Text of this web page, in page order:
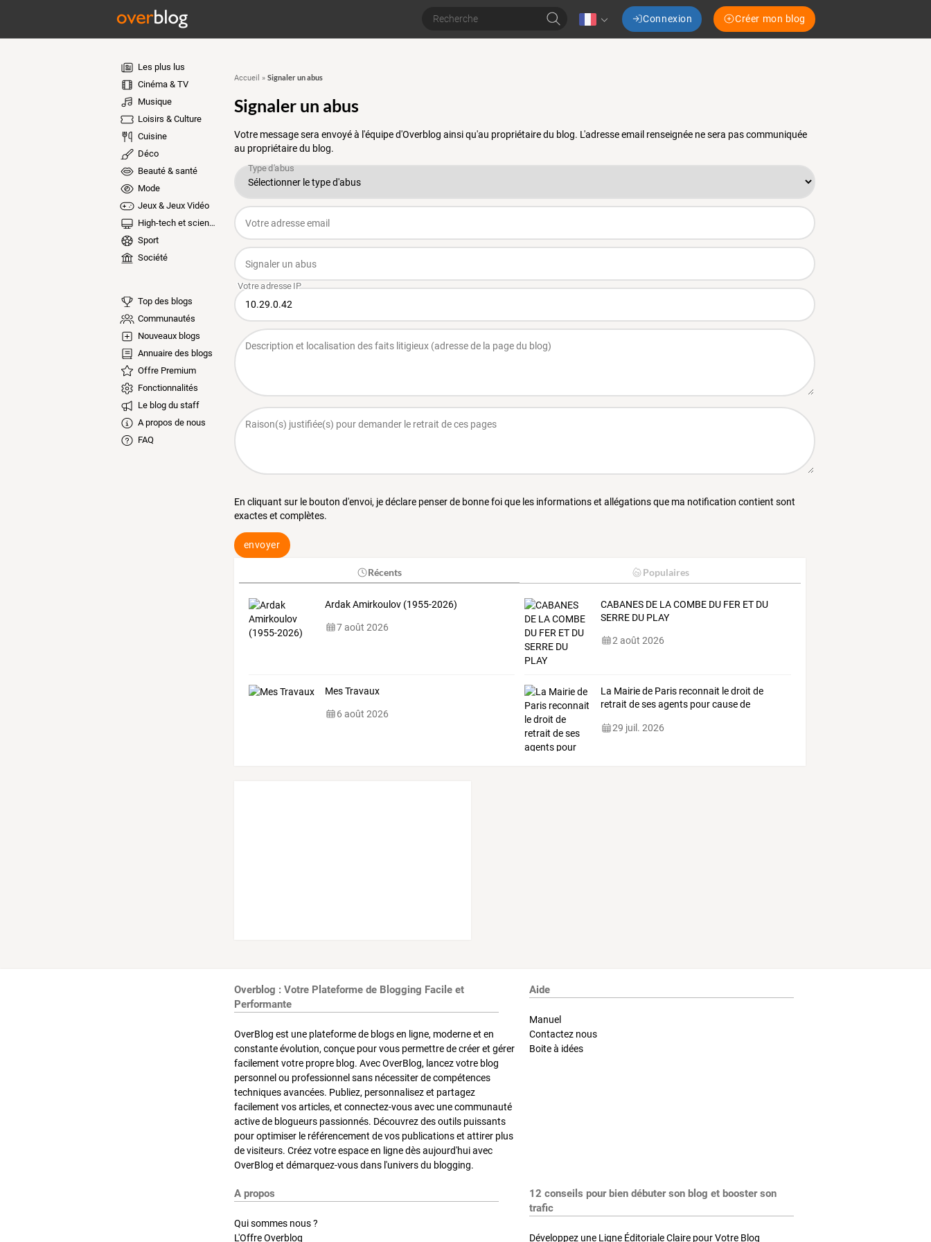
Connexion Créer mon blog
Les plus lus
Cinéma & TV
Musique
Loisirs & Culture
Cuisine
Déco
Beauté & santé
Mode
Jeux & Jeux Vidéo
High-tech et sciences
Sport
Société
Top des blogs
Communautés
Nouveaux blogs
Annuaire des blogs
Offre Premium
Fonctionnalités
Le blog du staff
A propos de nous
FAQ
Accueil » Signaler un abus
Signaler un abus
Votre message sera envoyé à l'équipe d'Overblog ainsi qu'au propriétaire du blog. L'adresse email renseignée ne sera pas communiquée
au propriétaire du blog.
En cliquant sur le bouton d'envoi, je déclare penser de bonne foi que les informations et allégations que ma notification contient sont
exactes et complètes.
envoyer
Récents Populaires
Ardak Amirkoulov (1955-2026)
7 août 2026
CABANES DE LA COMBE DU FER ET DU
SERRE DU PLAY
2 août 2026
Mes Travaux
6 août 2026
La Mairie de Paris reconnait le droit de
retrait de ses agents pour cause de
29 juil. 2026
Overblog : Votre Plateforme de Blogging Facile et
Performante
OverBlog est une plateforme de blogs en ligne, moderne et en
constante évolution, conçue pour vous permettre de créer et gérer
facilement votre propre blog. Avec OverBlog, lancez votre blog
personnel ou professionnel sans nécessiter de compétences
techniques avancées. Publiez, personnalisez et partagez
facilement vos articles, et connectez-vous avec une communauté
active de blogueurs passionnés. Découvrez des outils puissants
pour optimiser le référencement de vos publications et attirer plus
de visiteurs. Créez votre espace en ligne dès aujourd'hui avec
OverBlog et démarquez-vous dans l'univers du blogging.
Aide
Manuel
Contactez nous
Boite à idées
A propos
Qui sommes nous ?
L'Offre Overblog
12 conseils pour bien débuter son blog et booster son
trafic
Développez une Ligne Éditoriale Claire pour Votre Blog